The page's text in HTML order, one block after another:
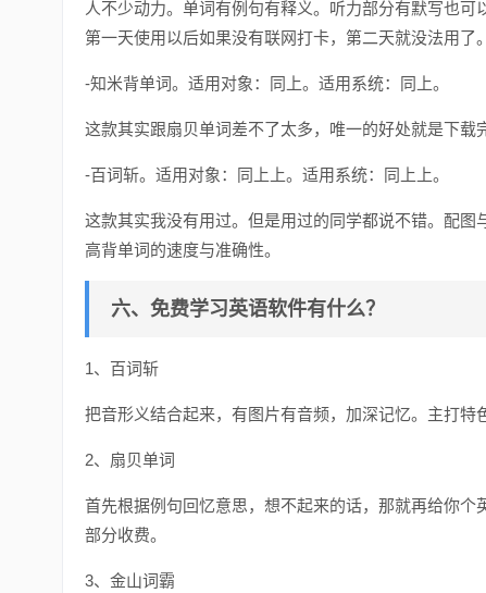
人不少动力。单词有例句有释义。听力部分有默写也可
第一天使用以后如果没有联网打卡，第二天就没法用了。
-知米背单词。适用对象：同上。适用系统：同上。
这款其实跟扇贝单词差不了太多，唯一的好处就是下载
-百词斩。适用对象：同上上。适用系统：同上上。
这款其实我没有用过。但是用过的同学都说不错。配
高背单词的速度与准确性。
六、免费学习英语软件有什么？
1、百词斩
把音形义结合起来，有图片有音频，加深记忆。主打特
2、扇贝单词
首先根据例句回忆意思，想不起来的话，那就再给你个
部分收费。
3、金山词霸